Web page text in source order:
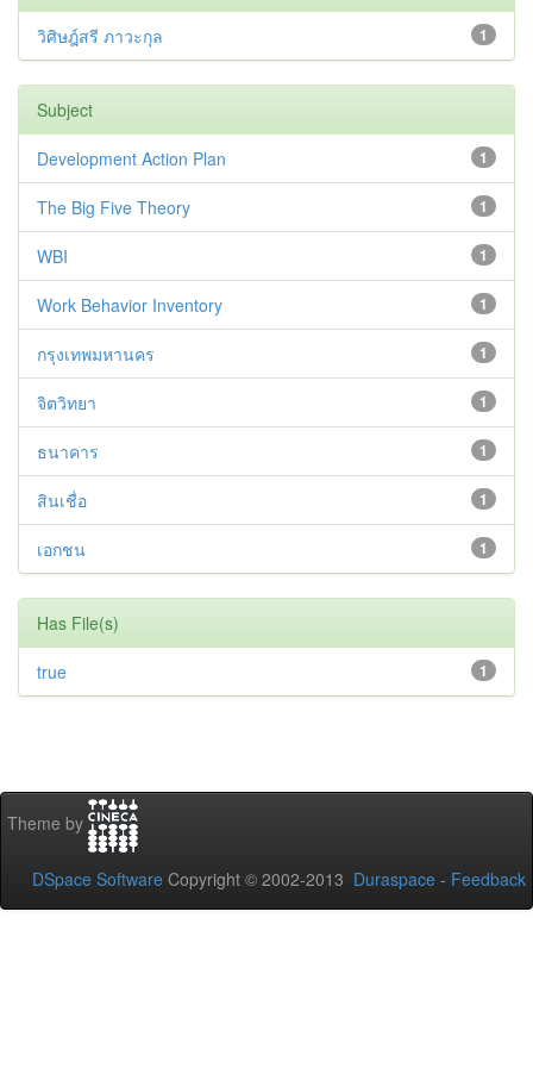
1
วิศิษฎ์สรี ภาวะกุล
Subject
1
Development Action Plan
1
The Big Five Theory
1
WBI
1
Work Behavior Inventory
1
กรุงเทพมหานคร
1
จิตวิทยา
1
ธนาคาร
1
สินเชื่อ
1
เอกชน
Has File(s)
1
true
Theme by
DSpace Software Copyright © 2002-2013 Duraspace - Feedback